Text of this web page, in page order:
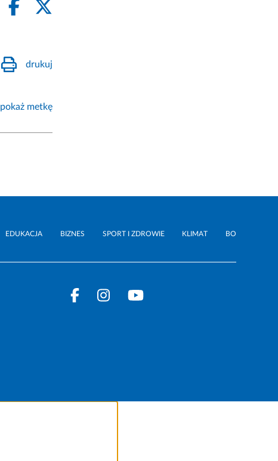
drukuj
pokaż metkę
EDUKACJA BIZNES SPORT I ZDROWIE KLIMAT BO